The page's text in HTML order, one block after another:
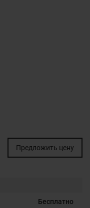
Предложить цену
Бесплатно